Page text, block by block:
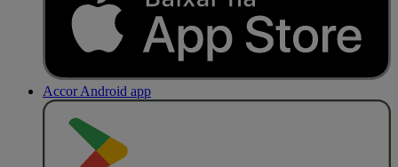
Accor Android app